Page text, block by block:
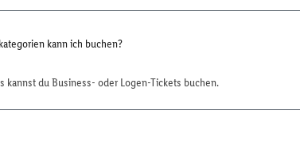
kann ich buchen?
kannst du Business- oder Logen-Tickets buchen.